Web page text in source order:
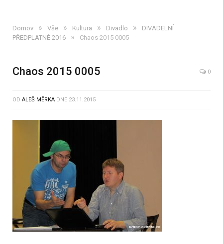
Domov » Vše » Kultura » Divadlo »
DIVADELNÍ
PŘEDPLATNÉ 2016
» Chaos 2015 0005
Chaos 2015 0005 0
OD ALEŠ MĚRKA DNE 23.11.2015